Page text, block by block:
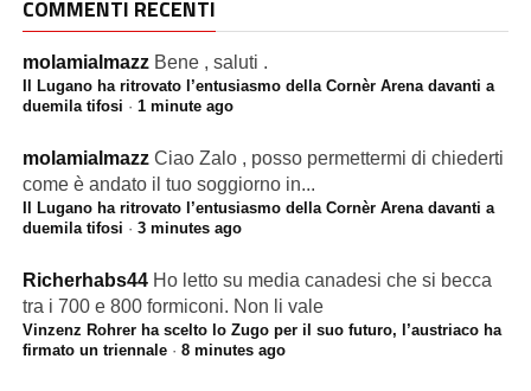
COMMENTI RECENTI
molamialmazz Bene , saluti .
Il Lugano ha ritrovato l’entusiasmo della Cornèr Arena davanti a
duemila tifosi · 1 minute ago
molamialmazz Ciao Zalo , posso permettermi di chiederti
come è andato il tuo soggiorno in...
Il Lugano ha ritrovato l’entusiasmo della Cornèr Arena davanti a
duemila tifosi · 3 minutes ago
Richerhabs44 Ho letto su media canadesi che si becca
tra i 700 e 800 formiconi. Non li vale
Vinzenz Rohrer ha scelto lo Zugo per il suo futuro, l’austriaco ha
firmato un triennale· 8 minutes ago